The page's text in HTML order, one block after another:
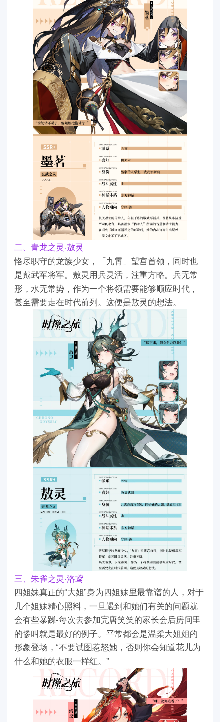
二、青龙之灵·敖灵
恪尽职守的龙族少女，「九霄」望宫首领，同时也
是戴武军将军。敖灵用兵灵活，注重方略。兵无常
形，水无常势，作为一个将领需要能够顺应时代，
甚至需要走在时代前列。这便是敖灵的想法。
三、朱雀之灵·洛鸢
四姐妹真正的“大姐”身为四姐妹里最靠谱的人，对于
几个姐妹精心照料，一旦遇到和她们有关的问题就
会有些暴躁-每次去参加完唐笑笑的家长会后房间里
的惨叫就是最好的例子。平常都会是温柔大姐姐的
形象登场，“不要试图惹怒她，否则你会知道花儿为
什么和她的衣服一样红。”